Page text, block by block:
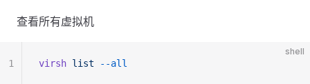
查看所有虚拟机
shell
virsh list --all
1